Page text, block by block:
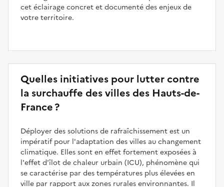
cet éclairage concret et documenté des enjeux de
votre territoire.
Quelles initiatives pour lutter contre
la surchauffe des villes des Hauts-de-
France ?
Déployer des solutions de rafraîchissement est un
impératif pour l'adaptation des villes au changement
climatique. Elles sont en effet fortement exposées à
l'effet d'îlot de chaleur urbain (ICU), phénomène qui
se caractérise par des températures plus élevées en
ville par rapport aux zones rurales environnantes. Il